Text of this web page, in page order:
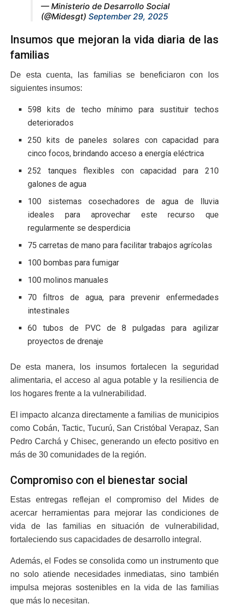
— Ministerio de Desarrollo Social
(@Midesgt) September 29, 2025
Insumos que mejoran la vida diaria de las
familias
De esta cuenta, las familias se beneficiaron con los
siguientes insumos:
598 kits de techo mínimo para sustituir techos
deteriorados
250 kits de paneles solares con capacidad para
cinco focos, brindando acceso a energía eléctrica
252 tanques flexibles con capacidad para 210
galones de agua
100 sistemas cosechadores de agua de lluvia
ideales para aprovechar este recurso que
regularmente se desperdicia
75 carretas de mano para facilitar trabajos agrícolas
100 bombas para fumigar
100 molinos manuales
70 filtros de agua, para prevenir enfermedades
intestinales
60 tubos de PVC de 8 pulgadas para agilizar
proyectos de drenaje
De esta manera, los insumos fortalecen la seguridad
alimentaria, el acceso al agua potable y la resiliencia de
los hogares frente a la vulnerabilidad.
El impacto alcanza directamente a familias de municipios
como Cobán, Tactic, Tucurú, San Cristóbal Verapaz, San
Pedro Carchá y Chisec, generando un efecto positivo en
más de 30 comunidades de la región.
Compromiso con el bienestar social
Estas entregas reflejan el compromiso del Mides de
acercar herramientas para mejorar las condiciones de
vida de las familias en situación de vulnerabilidad,
fortaleciendo sus capacidades de desarrollo integral.
Además, el Fodes se consolida como un instrumento que
no solo atiende necesidades inmediatas, sino también
impulsa mejoras sostenibles en la vida de las familias
que más lo necesitan.